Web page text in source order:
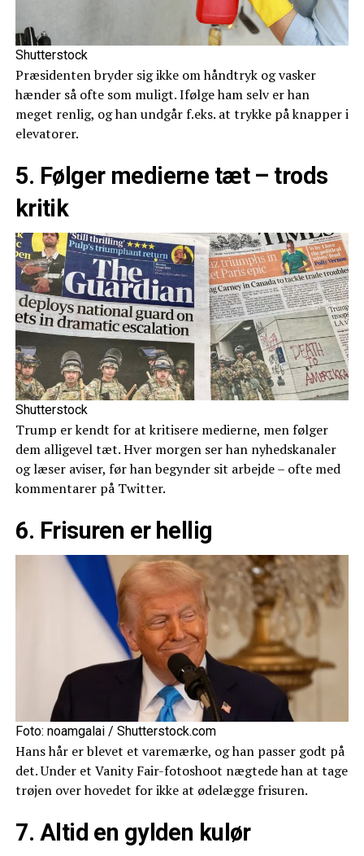
Shutterstock
Præsidenten bryder sig ikke om håndtryk og vasker
hænder så ofte som muligt. Ifølge ham selv er han
meget renlig, og han undgår f.eks. at trykke på knapper i
elevatorer.
5. Følger medierne tæt – trods
kritik
Shutterstock
Trump er kendt for at kritisere medierne, men følger
dem alligevel tæt. Hver morgen ser han nyhedskanaler
og læser aviser, før han begynder sit arbejde – ofte med
kommentarer på Twitter.
6. Frisuren er hellig
Foto: noamgalai / Shutterstock.com
Hans hår er blevet et varemærke, og han passer godt på
det. Under et Vanity Fair-fotoshoot nægtede han at tage
trøjen over hovedet for ikke at ødelægge frisuren.
7. Altid en gylden kulør